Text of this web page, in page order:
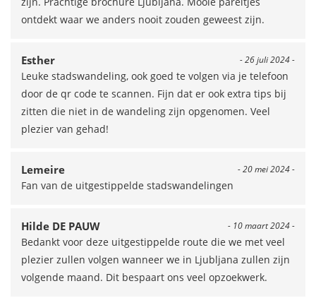
ontdekt waar we anders nooit zouden geweest zijn.
- 26 juli 2024 -
Esther
Leuke stadswandeling, ook goed te volgen via je telefoon
door de qr code te scannen. Fijn dat er ook extra tips bij
zitten die niet in de wandeling zijn opgenomen. Veel
plezier van gehad!
- 20 mei 2024 -
Lemeire
Fan van de uitgestippelde stadswandelingen
- 10 maart 2024 -
Hilde DE PAUW
Bedankt voor deze uitgestippelde route die we met veel
plezier zullen volgen wanneer we in Ljubljana zullen zijn
volgende maand. Dit bespaart ons veel opzoekwerk.